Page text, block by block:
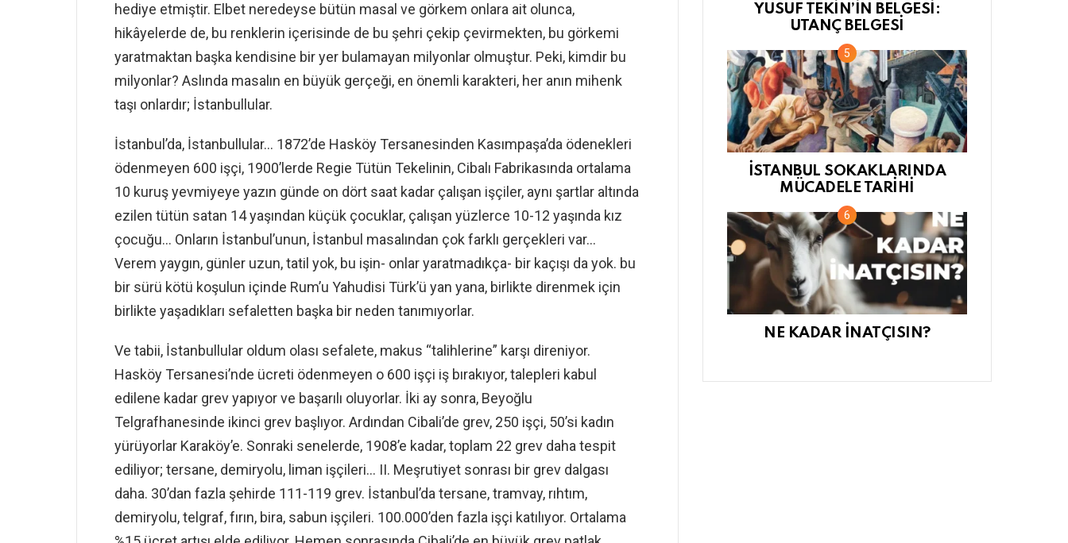
hediye etmiştir. Elbet neredeyse bütün masal ve görkem onlara ait olunca,
hikâyelerde de, bu renklerin içerisinde de bu şehri çekip çevirmekten, bu görkemi
yaratmaktan başka kendisine bir yer bulamayan milyonlar olmuştur. Peki, kimdir bu
milyonlar? Aslında masalın en büyük gerçeği, en önemli karakteri, her anın mihenk
taşı onlardır; İstanbullular.
İstanbul’da, İstanbullular… 1872’de Hasköy Tersanesinden Kasımpaşa’da ödenekleri
ödenmeyen 600 işçi, 1900’lerde Regie Tütün Tekelinin, Cibalı Fabrikasında ortalama
10 kuruş yevmiyeye yazın günde on dört saat kadar çalışan işçiler, aynı şartlar altında
ezilen tütün satan 14 yaşından küçük çocuklar, çalışan yüzlerce 10-12 yaşında kız
çocuğu… Onların İstanbul’unun, İstanbul masalından çok farklı gerçekleri var…
Verem yaygın, günler uzun, tatil yok, bu işin- onlar yaratmadıkça- bir kaçışı da yok. bu
bir sürü kötü koşulun içinde Rum’u Yahudisi Türk’ü yan yana, birlikte direnmek için
birlikte yaşadıkları sefaletten başka bir neden tanımıyorlar.
Ve tabii, İstanbullular oldum olası sefalete, makus “talihlerine” karşı direniyor.
Hasköy Tersanesi’nde ücreti ödenmeyen o 600 işçi iş bırakıyor, talepleri kabul
edilene kadar grev yapıyor ve başarılı oluyorlar. İki ay sonra, Beyoğlu
Telgrafhanesinde ikinci grev başlıyor. Ardından Cibali’de grev, 250 işçi, 50’si kadın
yürüyorlar Karaköy’e. Sonraki senelerde, 1908’e kadar, toplam 22 grev daha tespit
ediliyor; tersane, demiryolu, liman işçileri… II. Meşrutiyet sonrası bir grev dalgası
daha. 30’dan fazla şehirde 111-119 grev. İstanbul’da tersane, tramvay, rıhtım,
demiryolu, telgraf, fırın, bira, sabun işçileri. 100.000’den fazla işçi katılıyor. Ortalama
YUSUF TEKİN’İN BELGESİ:
UTANÇ BELGESİ
İSTANBUL SOKAKLARINDA
MÜCADELE TARİHİ
NE KADAR İNATÇISIN?